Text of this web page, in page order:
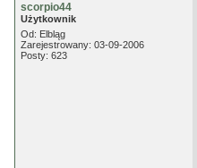
scorpio44
Użytkownik
Od: Elbląg
Zarejestrowany: 03-09-2006
Posty: 623